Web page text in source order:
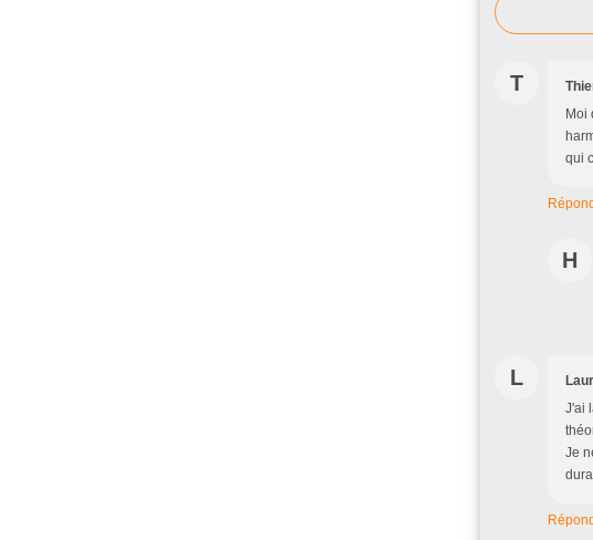
T
Moi
qui
H
L
J'ai
Je